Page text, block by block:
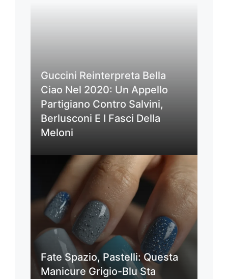
Guccini Reinterpreta Bella
Ciao Nel 2020: Un Appello
Partigiano Contro Salvini,
Berlusconi E I Fasci Della
Meloni
Fate Spazio, Pastelli: Questa
Manicure Grigio-Blu Sta